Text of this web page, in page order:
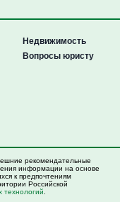
Недвижимость
Вопросы юристу
рекомендательные
информации на основе
к предпочтениям
Российской
технологий